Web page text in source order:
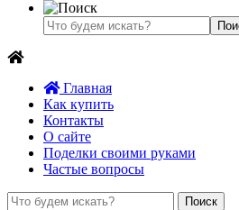
Главная
Как купить
Контакты
О сайте
Поделки своими руками
Частые вопросы